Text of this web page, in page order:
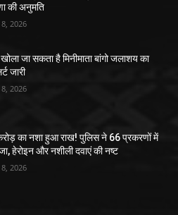
की अनुमति
2026
जा सकता है मिनीमाता बांगो जलाशय का
जारी
2026
का नशा हुआ राख! पुलिस ने 66 प्रकरणों में
हेरोइन और नशीली दवाएं की नष्ट
2026